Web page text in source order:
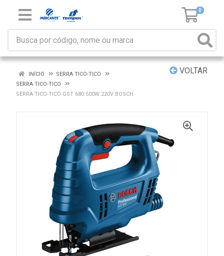
0
VOLTAR
INÍCIO
SERRA TICO-TICO
SERRA TICO-TICO
SERRA TICO-TICO GST 680 500W 220V BOSCH